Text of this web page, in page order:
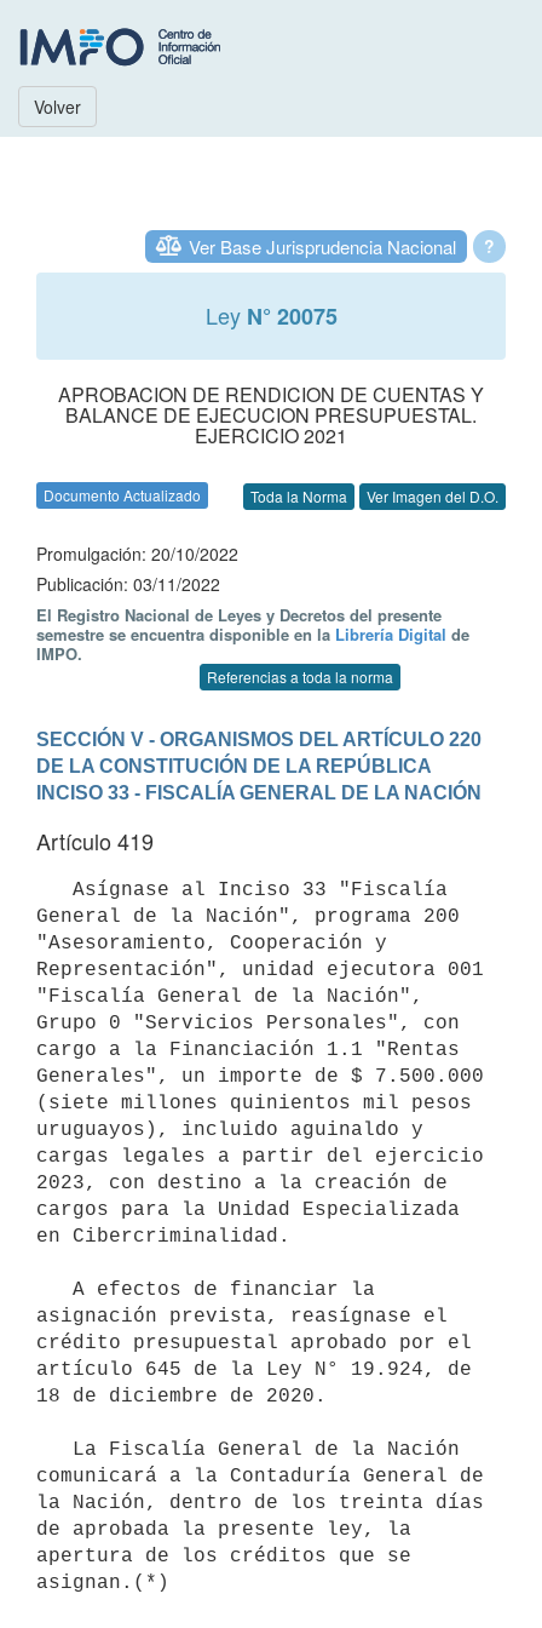
Volver
?
Ver Base Jurisprudencia Nacional
Ley N° 20075
APROBACION DE RENDICION DE CUENTAS Y
BALANCE DE EJECUCION PRESUPUESTAL.
EJERCICIO 2021
Documento Actualizado Toda la Norma Ver Imagen del D.O.
Promulgación: 20/10/2022
Publicación: 03/11/2022
El Registro Nacional de Leyes y Decretos del presente
semestre se encuentra disponible en la Librería Digital de
IMPO.
Referencias a toda la norma
SECCIÓN V - ORGANISMOS DEL ARTÍCULO 220
DE LA CONSTITUCIÓN DE LA REPÚBLICA
INCISO 33 - FISCALÍA GENERAL DE LA NACIÓN
Artículo 419
General de la Nación", programa 200
"Asesoramiento, Cooperación y
Representación", unidad ejecutora 001
"Fiscalía General de la Nación",
Grupo 0 "Servicios Personales", con
cargo a la Financiación 1.1 "Rentas
Generales", un importe de $ 7.500.000
(siete millones quinientos mil pesos
uruguayos), incluido aguinaldo y
cargas legales a partir del ejercicio
2023, con destino a la creación de
cargos para la Unidad Especializada
en Cibercriminalidad.
asignación prevista, reasígnase el
crédito presupuestal aprobado por el
artículo 645 de la Ley N° 19.924, de
18 de diciembre de 2020.
comunicará a la Contaduría General de
la Nación, dentro de los treinta días
de aprobada la presente ley, la
apertura de los créditos que se